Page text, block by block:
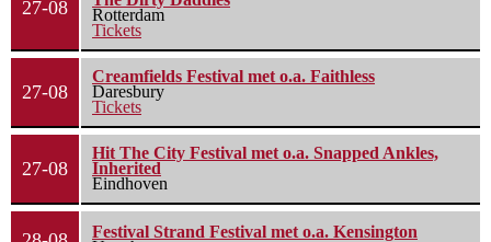
27-08
Rotterdam
Tickets
27-08
Creamfields Festival met o.a. Faithless
Daresbury
Tickets
27-08
Hit The City Festival met o.a. Snapped Ankles,
Inherited
Eindhoven
Festival Strand Festival met o.a. Kensington